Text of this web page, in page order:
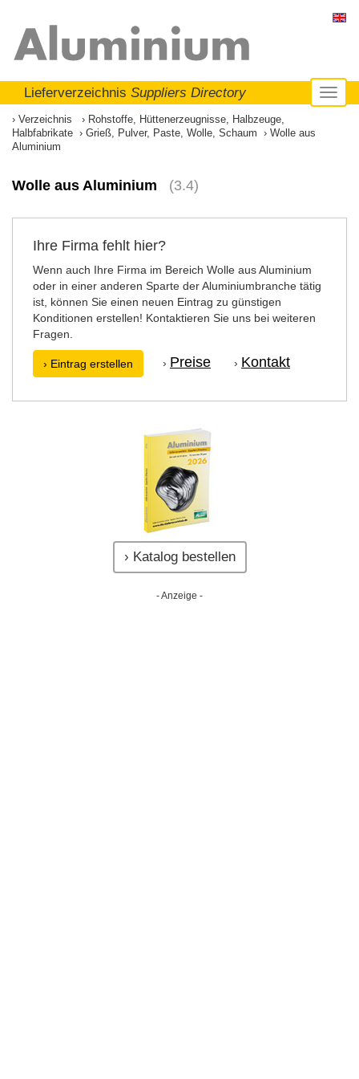
Lieferverzeichnis Suppliers Directory
Verzeichnis
Rohstoffe, Hüttenerzeugnisse, Halbzeuge,
Halbfabrikate
Grieß, Pulver, Paste, Wolle, Schaum
Wolle aus
Aluminium
Wolle aus Aluminium (3.4)
Ihre Firma fehlt hier?
Wenn auch Ihre Firma im Bereich Wolle aus Aluminium
oder in einer anderen Sparte der Aluminiumbranche tätig
ist, können Sie einen neuen Eintrag zu günstigen
Konditionen erstellen! Kontaktieren Sie uns bei weiteren
Fragen.
› Eintrag erstellen › Preise › Kontakt
› Katalog bestellen
- Anzeige -